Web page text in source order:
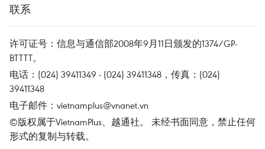
联系
许可证号：信息与通信部2008年9月11日颁发的1374/GP-
BTTTT。
电话：(024) 39411349 - (024) 39411348，传真：(024)
39411348
电子邮件： vietnamplus@vnanet.vn
©版权属于VietnamPlus、越通社。 未经书面同意，禁止任何
形式的复制与转载。